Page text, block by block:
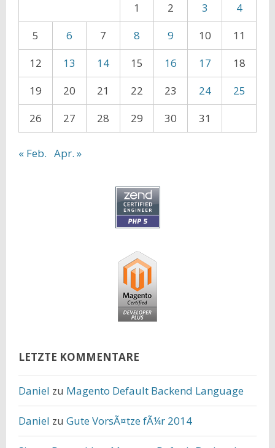
1
2 3
4
5
6 7 8 9 10
11
12
13 14 15 16 17
18
19
20 21 22 23 24
25
26
27 28 29 30 31
« Feb. Apr. »
LETZTE KOMMENTARE
Daniel zu Magento Default Backend Language
Daniel zu Gute VorsÃ¤tze fÃ¼r 2014